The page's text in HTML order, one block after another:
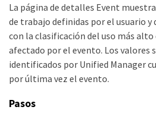
La página de detalles Event
de trabajo definidas por el usuario
con la clasificación del uso más
afectado por el evento. Los valores
identificados por Unified Manager
por última vez el evento.
Pasos